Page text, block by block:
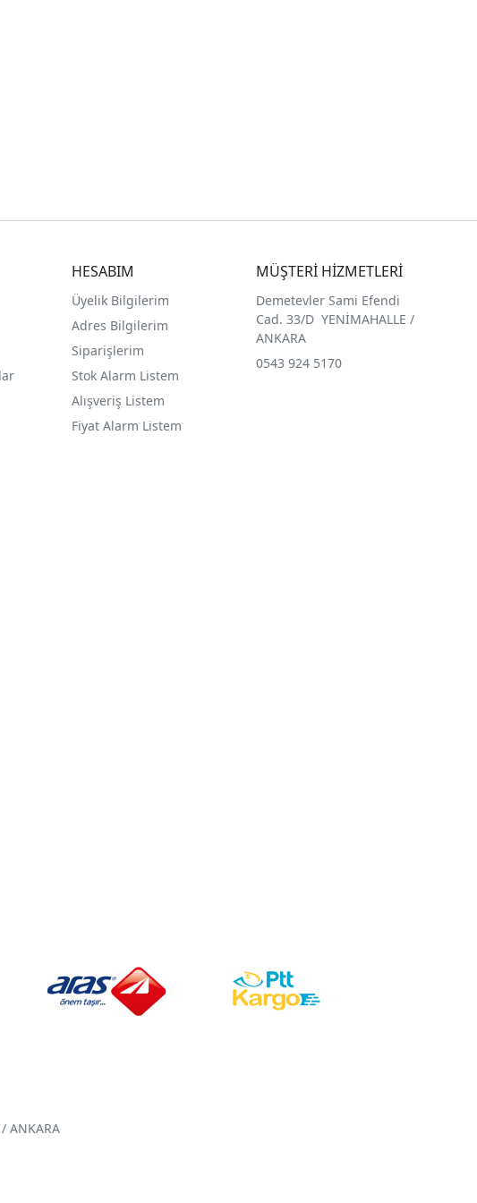
HESABIM
Üyelik Bilgilerim
Adres Bilgilerim
Siparişlerim
Stok Alarm Listem
Alışveriş Listem
Fiyat Alarm Listem
MÜŞTERİ HİZMETLERİ
Demetevler Sami Efendi
Cad. 33/D YENİMAHALLE /
ANKARA
0543 924 5170
ANKARA